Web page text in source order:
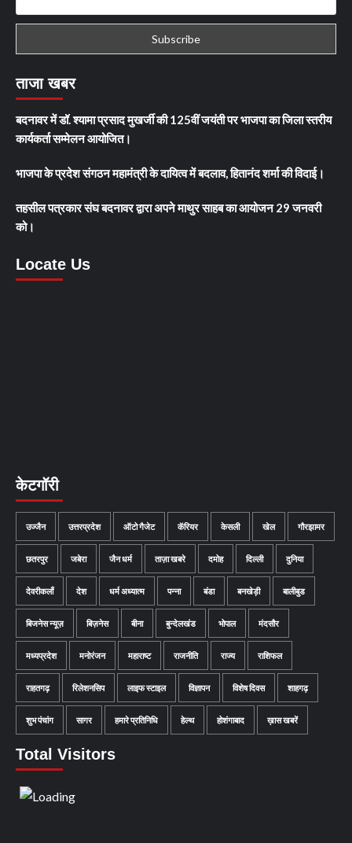
ताजा खबर
बदनावर में डॉ. श्यामा प्रसाद मुखर्जी की 125वीं जयंती पर भाजपा का जिला स्तरीय
कार्यकर्ता सम्मेलन आयोजित।
भाजपा के प्रदेश संगठन महामंत्री के दायित्व में बदलाव, हितानंद शर्मा की विदाई।
तहसील पत्रकार संघ बदनावर द्वारा अपने माथुर साहब का आयोजन 29 जनवरी
को।
Locate Us
केटगॉरी
उज्जैन उत्तरप्रदेश ऑटो गैजेट कॅरियर केसली खेल गौरझामर
छतरपुर जबेरा जैन धर्म ताज़ा खबरे दमोह दिल्ली दुनिया
देवरीकलाँ देश धर्म अध्यात्म पन्ना बंडा बनखेड़ी बालीबुड
बिजनेस न्यूज़ बिज़नेस बीना बुन्देलखंड भोपाल मंदसौर
मध्यप्रदेश मनोरंजन महाराष्ट राजनीति राज्य राशिफल
राहतगढ़ रिलेशनसिप लाइफ स्टाइल विज्ञापन विशेष दिवस शाहगढ़
शुभ पंचांग सागर हमारे प्रतिनिधि हेल्थ होशंगाबाद ख़ास खबरें
Total Visitors